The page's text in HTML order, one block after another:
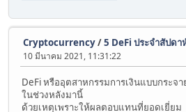
Cryptocurrency/5 DeFi ประจำสัปดา
10 มีนาคม 2021, 11:31:22
DeFi หรืออุตสาหกรรมการเงินแบบกระจ
ในช่วงหลังมานี้
ด้วยเหตุเพราะให้ผลตอบแทนที่ยอดเยี่ยม